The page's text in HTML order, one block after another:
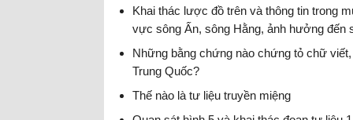
Khai thác lược đồ trên và thông tin trong
vực sông Ấn, sông Hằng, ảnh hưởng đến
Những bằng chứng nào chứng tỏ chữ
Trung Quốc?
Thế nào là tư liệu truyền miệng